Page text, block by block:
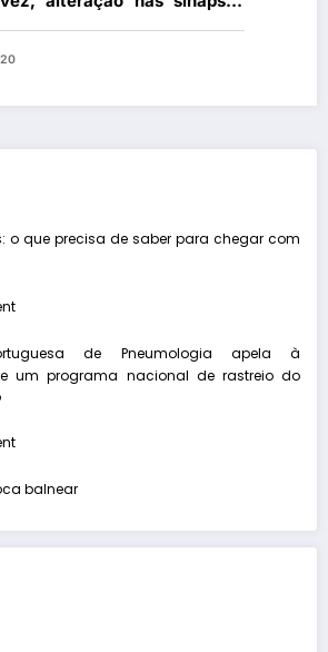
com esquizofrenia
o que precisa de saber para chegar com
de Pneumologia apela à
um programa nacional de rastreio do
balnear